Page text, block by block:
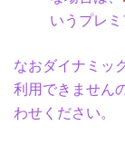
いうプレミ
なおダイナミッ
利用できません
わせください。